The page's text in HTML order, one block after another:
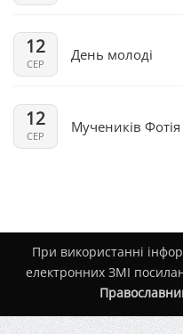
12
СЕР
День молоді
12
СЕР
Мучеників
При використанні
електронних ЗМІ